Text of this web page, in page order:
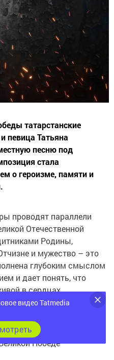
татарстанские
певица Татьяна
песню под
стала
о героизме, памяти и
проводят параллели
Отечественной
Родины,
и мужество – это
глубоким смыслом
и дает понять, что
в сердцах
течет.
Победе
видео Tatmedia